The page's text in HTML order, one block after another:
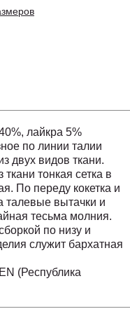
лайкра 5%
по линии талии
двух видов ткани.
тонкая сетка в
По переду кокетка и
талевые вытачки и
тесьма молния.
по низу и
служит бархатная
(Республика